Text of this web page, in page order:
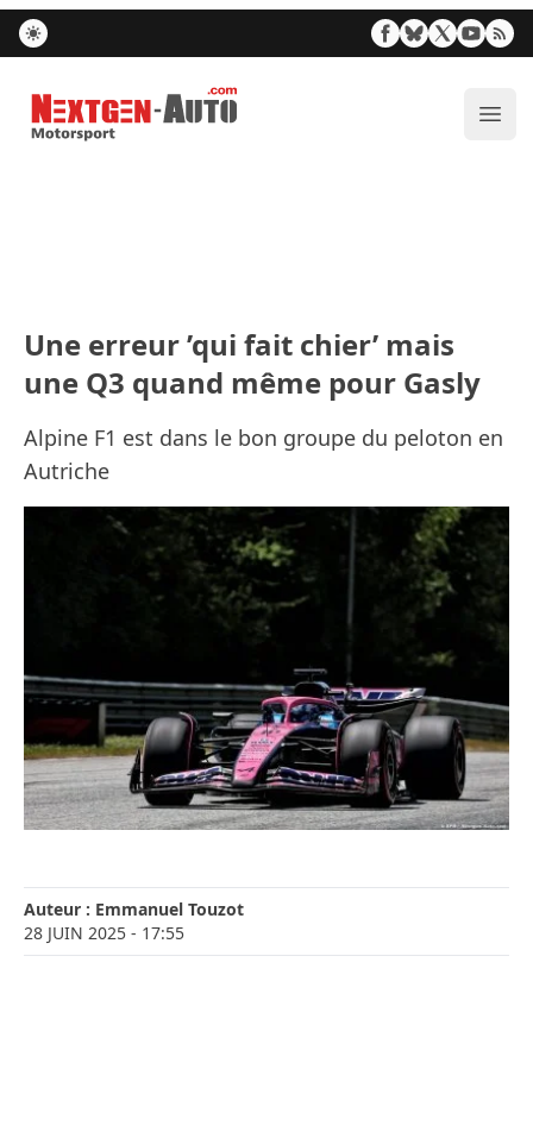
Nextgen-Auto.com
Une erreur ’qui fait chier’ mais
une Q3 quand même pour Gasly
Alpine F1 est dans le bon groupe du peloton en
Autriche
Auteur : Emmanuel Touzot
28 JUIN 2025 - 17:55